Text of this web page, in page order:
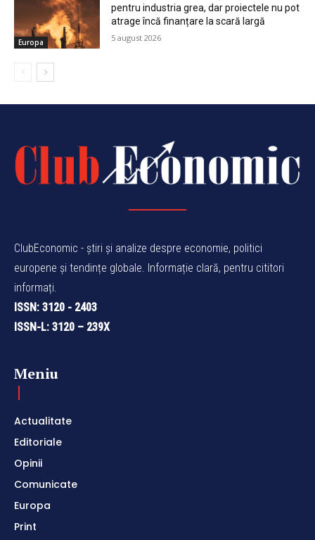
Europa
pentru industria grea, dar proiectele nu pot
atrage încă finanțare la scară largă
5 august 2026
ClubEconomic - știri și analize despre economie, politici
europene și tendințe globale. Informație clară, pentru cititori
informați.
ISSN: 3120 - 2403
ISSN-L: 3120 – 239X
Meniu
Actualitate
Editoriale
Opinii
Comunicate
Europa
Print